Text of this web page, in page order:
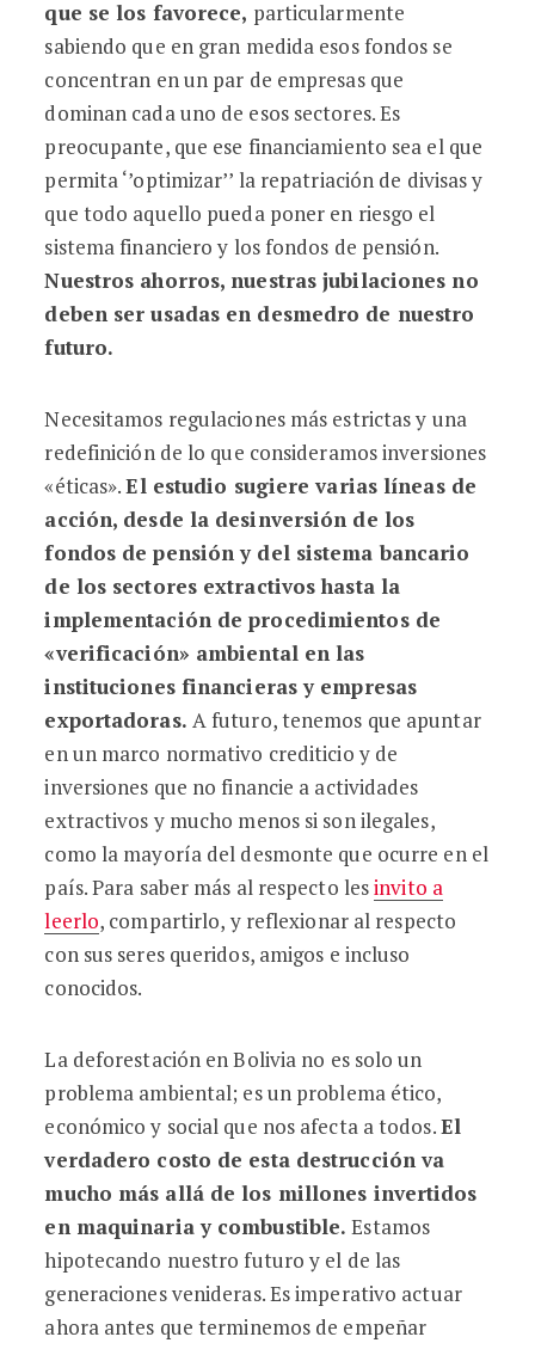
que se los favorece, particularmente
sabiendo que en gran medida esos fondos se
concentran en un par de empresas que
dominan cada uno de esos sectores. Es
preocupante, que ese financiamiento sea el que
permita ‘’optimizar’’ la repatriación de divisas y
que todo aquello pueda poner en riesgo el
sistema financiero y los fondos de pensión.
Nuestros ahorros, nuestras jubilaciones no
deben ser usadas en desmedro de nuestro
futuro.
Necesitamos regulaciones más estrictas y una
redefinición de lo que consideramos inversiones
«éticas».El estudio sugiere varias líneas de
acción, desde la desinversión de los
fondos de pensión y del sistema bancario
de los sectores extractivos hasta la
implementación deprocedimientos de
«verificación» ambiental en las
instituciones financierasy empresas
exportadoras. A futuro, tenemos que apuntar
en un marco normativo crediticio y de
inversiones que no financie a actividades
extractivos y mucho menos si son ilegales,
como la mayoría del desmonte que ocurre en el
país. Para saber más al respecto lesinvito a
leerlo, compartirlo, y reflexionar al respecto
con sus seres queridos, amigos e incluso
conocidos.
La deforestación en Bolivia no es solo un
problema ambiental; es un problema ético,
económico y social que nos afecta a todos.El
verdadero costo de esta destrucción va
mucho más allá de los millones invertidos
en maquinaria y combustible.Estamos
hipotecando nuestro futuro y el de las
generaciones venideras. Es imperativo actuar
ahora antes que terminemos de empeñar